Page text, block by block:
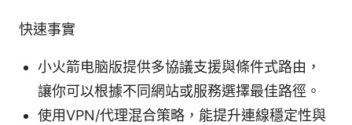
快速事實
小火箭电脑版提供多協議支援與條件式路由，
讓你可以根據不同網站或服務選擇最佳路徑。
使用VPN/代理混合策略，能提升連線穩定性與